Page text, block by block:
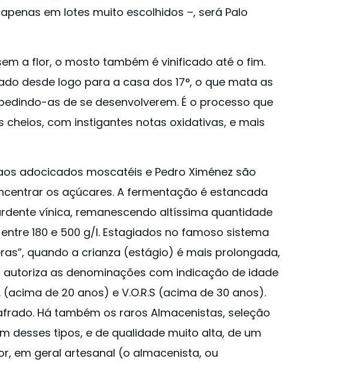
em lotes muito escolhidos –, será Palo
a flor, o mosto também é vinificado até o fim.
desde logo para a casa dos 17°, o que mata as
as de se desenvolverem. É o processo que
cheios, com instigantes notas oxidativas, e mais
adocicados moscatéis e Pedro Ximénez são
os açúcares. A fermentação é estancada
vínica, remanescendo altíssima quantidade
180 e 500 g/l. Estagiados no famoso sistema
quando a crianza (estágio) é mais prolongada,
autoriza as denominações com indicação de idade
(acima de 20 anos) e V.O.R.S (acima de 30 anos).
Há também os raros Almacenistas, seleção
desses tipos, e de qualidade muito alta, de um
em geral artesanal (o almacenista, ou